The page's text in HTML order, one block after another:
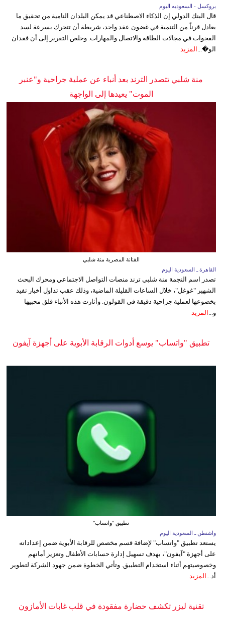
بروكسل - السعوديه اليوم
قال البنك الدولي إن الذكاء الاصطناعي قد يمكن البلدان النامية من تحقيق ما
يعادل قرناً من التنمية في غضون عقد واحد، شريطة أن تتحرك بسرعة لسد
الفجوات في مجالات الطاقة والاتصال والمهارات. وخلص التقرير إلى أن فقدان
الو�... المزيد
منة شلبي تتصدر الترند بعد أنباء عن عملية جراحية و"عنبر
الموت" يعيدها إلى الواجهة
الفنانة المصرية منة شلبي
القاهرة ـ السعودية اليوم
تصدر اسم النجمة منة شلبي ترند منصات التواصل الاجتماعي ومحرك البحث
الشهير "غوغل"، خلال الساعات القليلة الماضية، وذلك عقب تداول أخبار تفيد
بخضوعها لعملية جراحية دقيقة في القولون. وأثارت هذه الأنباء قلق محبيها
و...
المزيد
تطبيق "واتساب" يوسع أدوات الرقابة الأبوية على أجهزة آيفون
تطبيق "واتساب"
واشنطن ـ السعودية اليوم
يستعد تطبيق "واتساب" لإضافة قسم مخصص للرقابة الأبوية ضمن إعداداته
على أجهزة "آيفون"، بهدف تسهيل إدارة حسابات الأطفال وتعزيز أمانهم
وخصوصيتهم أثناء استخدام التطبيق. وتأتي الخطوة ضمن جهود الشركة لتطوير
أد... المزيد
تقنية ليزر تكشف حضارة مفقودة في قلب غابات الأمازون